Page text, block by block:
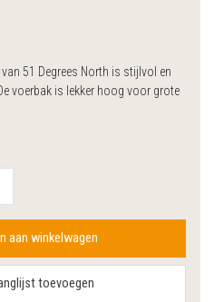
51 Degrees North is stijlvol en
voerbak is lekker hoog voor grote
aan winkelwagen
toevoegen